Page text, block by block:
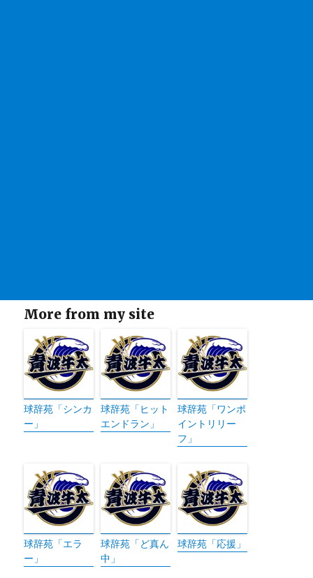
More from my site
球辞苑「シンカ
ー」
球辞苑「ヒット
エンドラン」
球辞苑「ワンポ
イントリリー
フ」
球辞苑「エラ
ー」
球辞苑「ど真ん
中」
球辞苑「応援」